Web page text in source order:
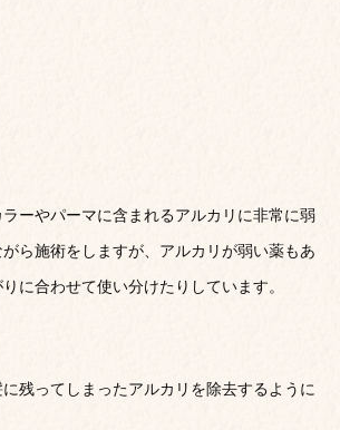
ーやパーマに含まれるアルカリに非常に弱
ら施術をしますが、アルカリが弱い薬もあ
に合わせて使い分けたりしています。
残ってしまったアルカリを除去するように